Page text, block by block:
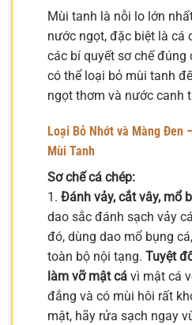
Mùi tanh là nỗi lo lớn
nước ngọt, đặc biệt là cá
các bí quyết sơ chế đúng
có thể loại bỏ mùi tanh
ngọt thơm và nước canh
Loại Bỏ Nhớt và Màng Đen
Mùi Tanh
Sơ chế cá chép:
1. Đánh vảy, cắt vây, mổ
dao sắc đánh sạch vảy
đó, dùng dao mổ bụng
toàn bộ nội tạng. Tuyệt
làm vỡ mật cá vì mật cá
đắng và có mùi hôi rất
mật, hãy rửa sạch ngay